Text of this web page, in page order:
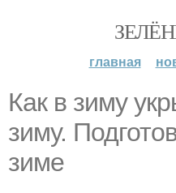
главная
Как в зиму
зиму.
зиме